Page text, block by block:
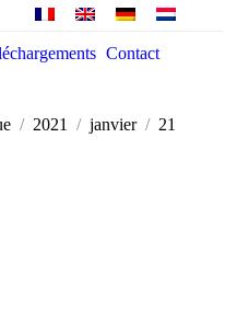
Contact
2021 janvier 21